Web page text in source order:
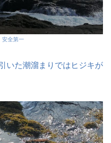
安全第一
いた潮溜まりではヒジキが